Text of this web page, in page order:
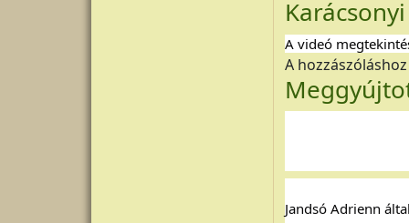
A videó
A
Jandsó Adrienn